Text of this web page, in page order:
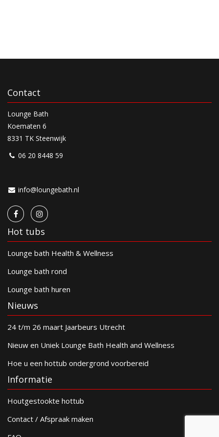
Contact
Lounge Bath
Koematen 6
8331 TK Steenwijk
06 20 8448 59
info@loungebath.nl
Hot tubs
Lounge bath Health & Wellness
Lounge bath rond
Lounge bath huren
Nieuws
24 t/m 26 maart Jaarbeurs Utrecht
Nieuw en Uniek Lounge Bath Health and Wellness
Hoe u een hottub ondergrond voorbereid
Informatie
Houtgestookte hottub
Contact / Afspraak maken